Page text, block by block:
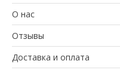
О нас
Отзывы
Доставка и оплата